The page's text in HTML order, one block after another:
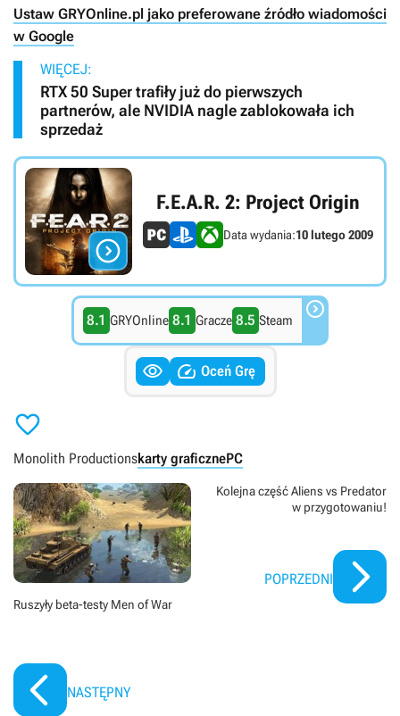
Ustaw GRYOnline.pl jako preferowane źródło wiadomości
w Google
WIĘCEJ:
RTX 50 Super trafiły już do pierwszych
partnerów, ale NVIDIA nagle zablokowała ich
sprzedaż

F.E.A.R. 2: Project Origin
Data wydania:10 lutego 2009
8.1 GRYOnline 8.1 Gracze 8.5 Steam 
  Oceń Grę

Monolith Productionskarty graficznePC
Ruszyły beta-testy Men of War
NASTĘPNY
Kolejna część Aliens vs Predator
w przygotowaniu!
POPRZEDNI